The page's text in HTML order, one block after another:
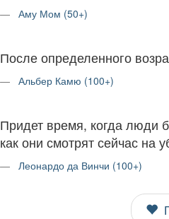
Аму Мом (50+)
После определенного
Альбер Камю (100+)
Придет время, когда люди
как они смотрят сейчас на
Леонардо да Винчи (100+)